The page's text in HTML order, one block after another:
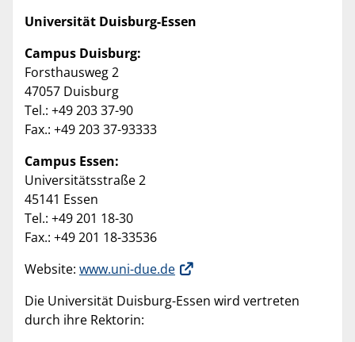
Universität Duisburg-Essen
Campus Duisburg:
Forsthausweg 2
47057 Duisburg
Tel.: +49 203 37-90
Fax.: +49 203 37-93333
Campus Essen:
Universitätsstraße 2
45141 Essen
Tel.: +49 201 18-30
Fax.: +49 201 18-33536
Website: www.uni-due.de
Die Universität Duisburg-Essen wird vertreten
durch ihre Rektorin: